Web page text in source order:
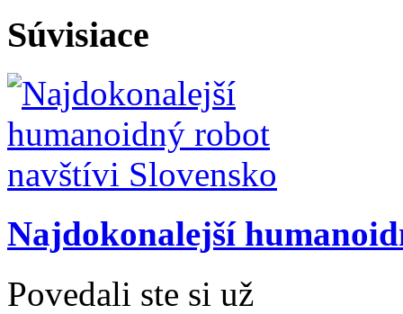
Súvisiace
Najdokonalejší
Povedali ste si už